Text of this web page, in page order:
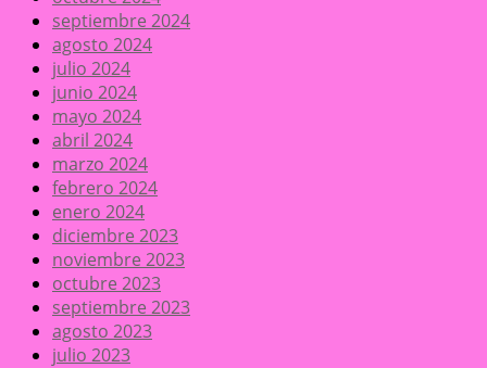
septiembre 2024
agosto 2024
julio 2024
junio 2024
mayo 2024
abril 2024
marzo 2024
febrero 2024
enero 2024
diciembre 2023
noviembre 2023
octubre 2023
septiembre 2023
agosto 2023
julio 2023